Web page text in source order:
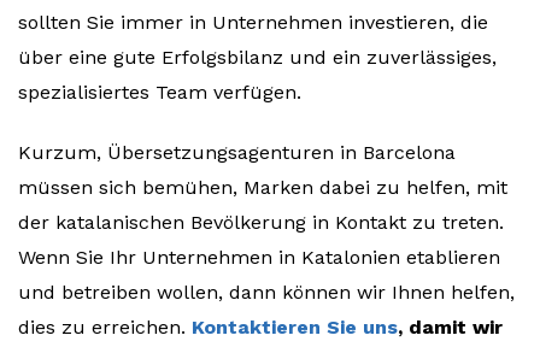
sollten Sie immer in Unternehmen investieren, die
über eine gute Erfolgsbilanz und ein zuverlässiges,
spezialisiertes Team verfügen.
Kurzum, Übersetzungsagenturen in Barcelona
müssen sich bemühen, Marken dabei zu helfen, mit
der katalanischen Bevölkerung in Kontakt zu treten.
Wenn Sie Ihr Unternehmen in Katalonien etablieren
und betreiben wollen, dann können wir Ihnen helfen,
dies zu erreichen. Kontaktieren Sie uns, damit wir